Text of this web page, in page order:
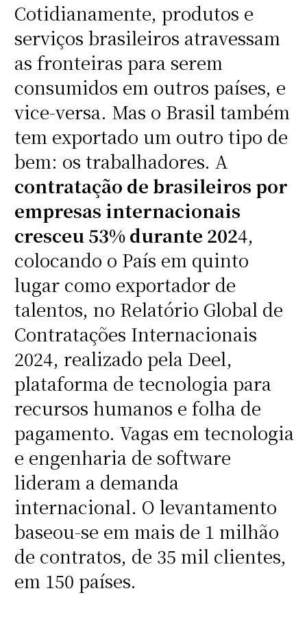
Cotidianamente, produtos e
serviços brasileiros atravessam
as fronteiras para serem
consumidos em outros países, e
vice-versa. Mas o Brasil também
tem exportado um outro tipo de
bem: os trabalhadores. A
contratação de brasileiros por
empresas internacionais
cresceu 53% durante 2024,
colocando o País em quinto
lugar como exportador de
talentos, no Relatório Global de
Contratações Internacionais
2024, realizado pela Deel,
plataforma de tecnologia para
recursos humanos e folha de
pagamento. Vagas em tecnologia
e engenharia de software
lideram a demanda
internacional. O levantamento
baseou-se em mais de 1 milhão
de contratos, de 35 mil clientes,
em 150 países.